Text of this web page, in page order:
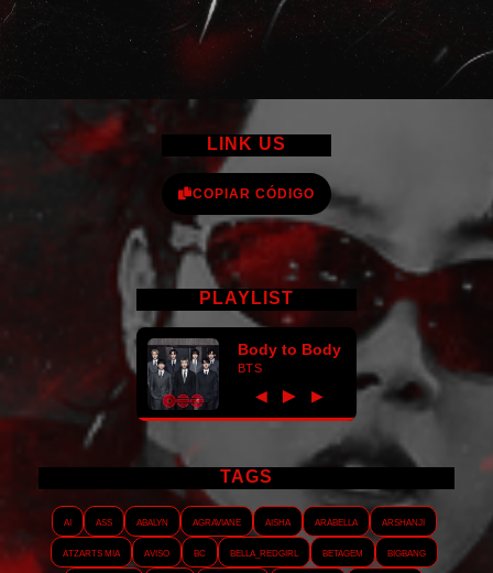
LINK US
COPIAR CÓDIGO
PLAYLIST
Body to Body
BTS
◀ ► ▶
TAGS
AI ASS Abalyn Agraviane Aisha Arabella
Arshanji
Atzarts Mia
Aviso BC Bella_RedGirl Betagem Bigbang